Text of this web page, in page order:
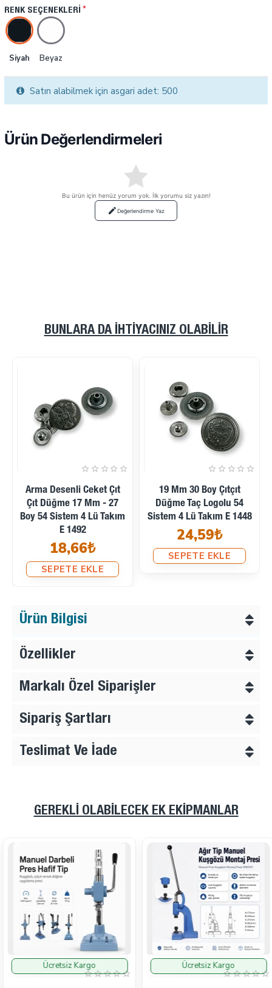
RENK SEÇENEKLERI
Siyah Beyaz
Satın alabilmek için asgari adet: 500
Ürün Değerlendirmeleri
Bu ürün için henüz yorum yok. İlk yorumu siz yazın!
Değerlendirme Yaz
BUNLARA DA İHTIYACINIZ OLABILIR
Arma Desenli Ceket Çıt
Çıt Düğme 17 Mm - 27
Boy 54 Sistem 4 Lü Takım
E 1492
18,66₺
SEPETE EKLE
19 Mm 30 Boy Çıtçıt
Düğme Taç Logolu 54
Sistem 4 Lü Takım E 1448
24,59₺
SEPETE EKLE
Ürün Bilgisi
Özellikler
Markalı Özel Siparişler
Sipariş Şartları
Teslimat Ve İade
GEREKLI OLABILECEK EK EKIPMANLAR
İndirimde
Ücretsiz Kargo İndirimde
Ücretsiz Kargo